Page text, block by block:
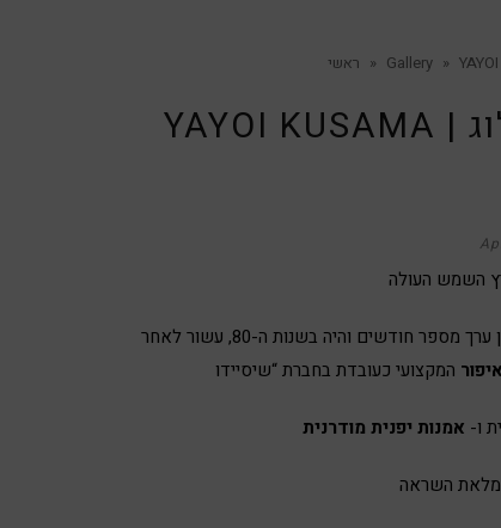
ראשי » Gallery »
YAYOI KUSAMA | אמנית יפנית יאיוי קוסמה | בלוג
את הרומן שלי עם יפן התחלתי כבר לפני יותר מ-30 שנה, הביקור הראשון ערך מספר חודשים והיה בשנות ה-80, עשור לאחר
ו- אמנות יפנית מודרנית